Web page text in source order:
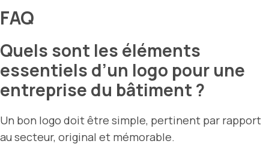
FAQ
Quels sont les éléments
essentiels d’un logo pour une
entreprise du bâtiment ?
Un bon logo doit être simple, pertinent par rapport
au secteur, original et mémorable.